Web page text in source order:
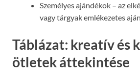
Személyes ajándékok – az
vagy tárgyak emlékezetes
Táblázat: kreatív és
ötletek áttekintése